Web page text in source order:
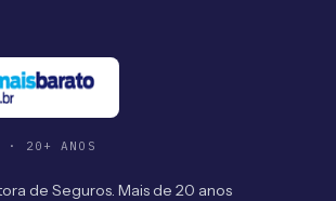
· 20+ ANOS
de Seguros. Mais de 20 anos